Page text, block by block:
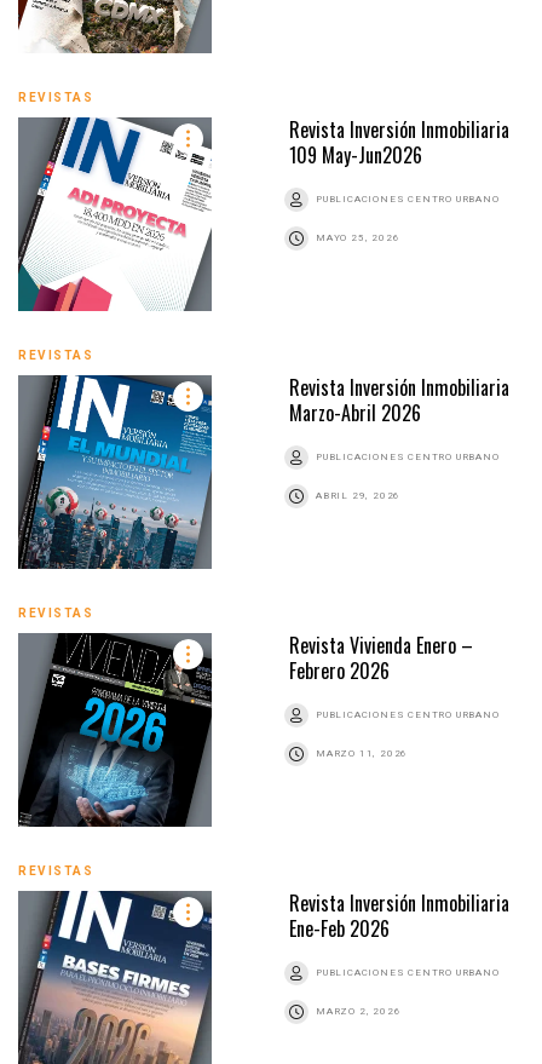
REVISTAS
Revista Inversión Inmobiliaria
109 May-Jun2026
PUBLICACIONES CENTRO URBANO
MAYO 25, 2026
REVISTAS
Revista Inversión Inmobiliaria
Marzo-Abril 2026
PUBLICACIONES CENTRO URBANO
ABRIL 29, 2026
REVISTAS
Revista Vivienda Enero –
Febrero 2026
PUBLICACIONES CENTRO URBANO
MARZO 11, 2026
REVISTAS
Revista Inversión Inmobiliaria
Ene-Feb 2026
PUBLICACIONES CENTRO URBANO
MARZO 2, 2026